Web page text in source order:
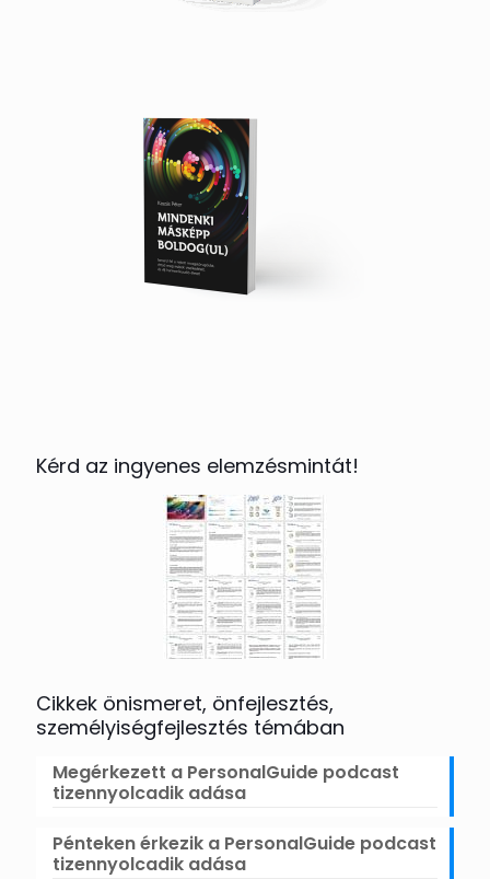
Kérd az ingyenes elemzésmintát!
Cikkek önismeret, önfejlesztés,
személyiségfejlesztés témában
Megérkezett a PersonalGuide podcast
tizennyolcadik adása
Pénteken érkezik a PersonalGuide podcast
tizennyolcadik adása